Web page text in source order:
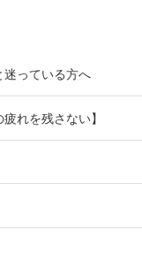
迷っている方へ
れを残さない】